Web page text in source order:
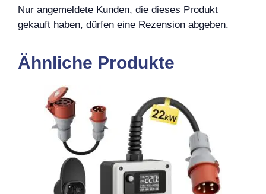
Nur angemeldete Kunden, die dieses Produkt
gekauft haben, dürfen eine Rezension abgeben.
Ähnliche Produkte